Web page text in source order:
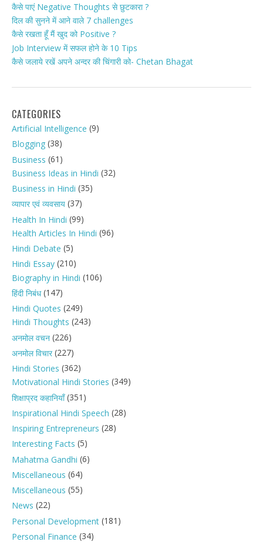
कैसे पाएं Negative Thoughts से छुटकारा ?
दिल की सुनने में आने वाले 7 challenges
कैसे रखता हूँ मैं खुद को Positive ?
Job Interview में सफल होने के 10 Tips
कैसे जलाये रखें अपने अन्दर की चिंगारी को- Chetan Bhagat
CATEGORIES
Artificial Intelligence (9)
Blogging (38)
Business (61)
Business Ideas in Hindi (32)
Business in Hindi (35)
व्यापार एवं व्यवसाय (37)
Health In Hindi (99)
Health Articles In Hindi (96)
Hindi Debate (5)
Hindi Essay (210)
Biography in Hindi (106)
हिंदी निबंध(147)
Hindi Quotes (249)
Hindi Thoughts (243)
अनमोल वचन (226)
अनमोल विचार(227)
Hindi Stories (362)
Motivational Hindi Stories (349)
शिक्षाप्रद कहानियाँ(351)
Inspirational Hindi Speech (28)
Inspiring Entrepreneurs (28)
Interesting Facts (5)
Mahatma Gandhi (6)
Miscellaneous (64)
Miscellaneous (55)
News (22)
Personal Development (181)
Personal Finance (34)